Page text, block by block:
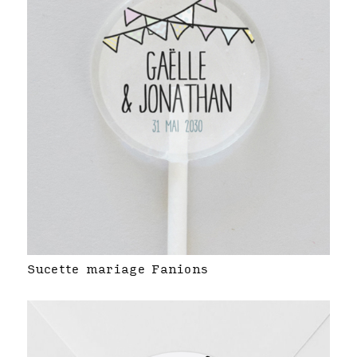
Sucette mariage Fanions